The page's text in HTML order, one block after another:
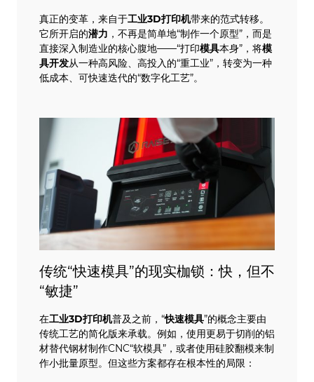
真正的变革，来自于工业3D打印机带来的范式转移。
它所开启的潜力 ，不再是简单地“制作一个原型”，而是
直接深入制造业的核心腹地——“打印模具本身”，将模
具开发从一种高风险、高投入的“重工业”，转变为一种
低成本、可快速迭代的“数字化工艺”。
传统“快速模具”的现实枷锁：快，但不
“敏捷”
在工业3D打印机普及之前，“快速模具”的概念主要由
传统工艺的简化版来承载。例如，使用更易于切削的铝
材替代钢材制作CNC“软模具”，或者使用硅胶翻模来制
作小批量原型。但这些方案都存在根本性的局限：